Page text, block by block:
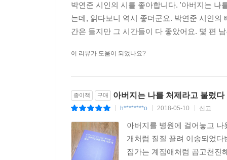
박연준 시인의 시를 좋아합니다. '아버지는 나
는데, 읽다보니 역시 좋더군요. 박연준 시인
간은 들지만 그 시간들이 다 좋았어요. 몇 편
이 리뷰가 도움이 되었나요?
종이책 구매 아버지는 나를 처제라고 불렀다
h********o 2018-05-10 신고
아버지를 병원에 걸어놓고
개처럼 질질 끌려 이송되었
집가는 계집애처럼 곱고천진